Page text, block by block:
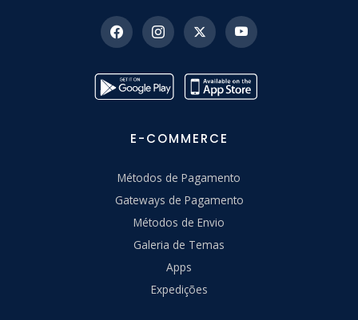
E-COMMERCE
Métodos de Pagamento
Gateways de Pagamento
Métodos de Envio
Galeria de Temas
Apps
Expedições